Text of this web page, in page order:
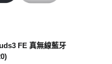
FE 真無線藍牙